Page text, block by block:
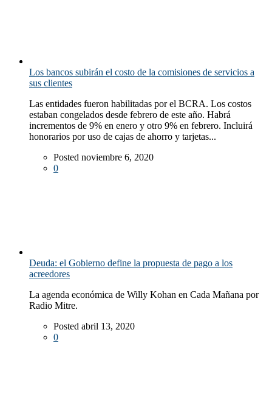
Los bancos subirán el costo de la comisiones de servicios a
sus clientes
Las entidades fueron habilitadas por el BCRA. Los costos
estaban congelados desde febrero de este año. Habrá
incrementos de 9% en enero y otro 9% en febrero. Incluirá
honorarios por uso de cajas de ahorro y tarjetas...
Posted noviembre 6, 2020
0
Deuda: el Gobierno define la propuesta de pago a los
acreedores
La agenda económica de Willy Kohan en Cada Mañana por
Radio Mitre.
Posted abril 13, 2020
0